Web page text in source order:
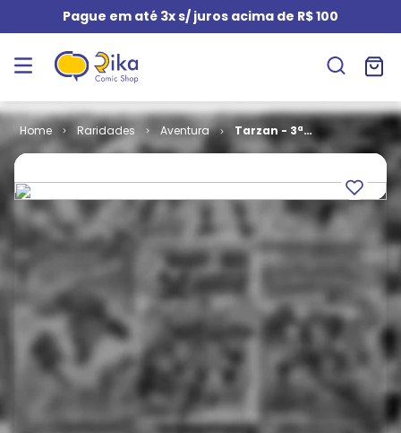
Pague em até 3x s/ juros acima de R$ 100
Raridades Aventura
Tarzan - 3ª
Série # 033